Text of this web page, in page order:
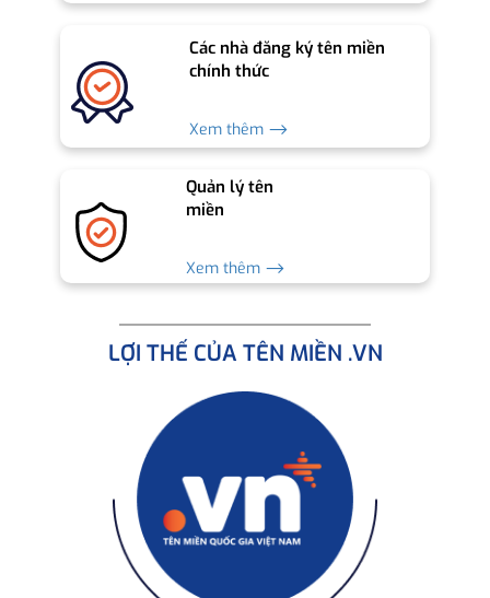
Các nhà đăng ký tên miền
chính thức
Xem thêm ⟶
Quản lý tên
miền
Xem thêm ⟶
LỢI THẾ CỦA TÊN MIỀN .VN